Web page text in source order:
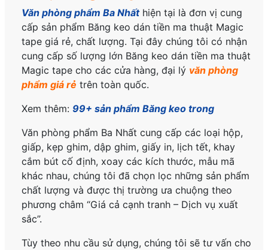
Văn phòng phẩm Ba Nhấthiện tại là đơn vị cung
cấp sản phẩm Băng keo dán tiền ma thuật Magic
tape giá rẻ, chất lượng. Tại đây chúng tôi có nhận
cung cấp số lượng lớn Băng keo dán tiền ma thuật
Magic tape cho các cửa hàng, đại lý văn phòng
phẩm giá rẻ trên toàn quốc.
Xem thêm:99+ sản phẩm Băng keo trong
Văn phòng phẩm Ba Nhất cung cấp các loại hộp,
giấp, kẹp ghim, dập ghim, giấy in, lịch tết, khay
cắm bút cố định, xoay các kích thước, mẫu mã
khác nhau, chúng tôi đã chọn lọc những sản phẩm
chất lượng và được thị trường ưa chuộng theo
phương châm “Giá cả cạnh tranh – Dịch vụ xuất
sắc”.
Tùy theo nhu cầu sử dụng, chúng tôi sẽ tư vấn cho